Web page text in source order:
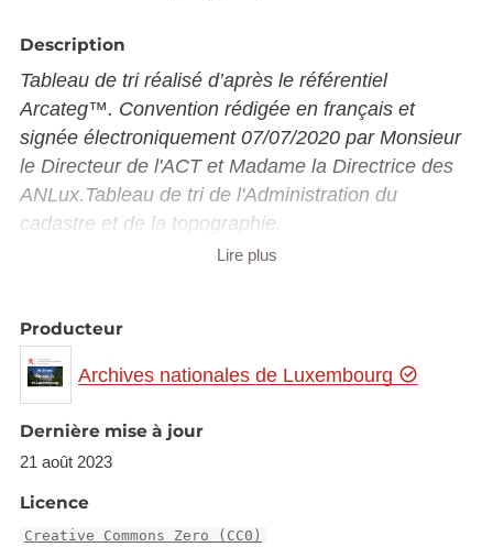
Description
Tableau de tri réalisé d’après le référentiel
Arcateg™. Convention rédigée en français et
signée électroniquement 07/07/2020 par Monsieur
le Directeur de l'ACT et Madame la Directrice des
ANLux.Tableau de tri de l'Administration du
cadastre et de la topographie.
Historique de l’administration :
Le cadastre du Grand-Duché de Luxembourg
trouve son origine au XVIIIe siècle. Les décrets du
21 août 1791 et du 23 septembre 1791, autorisent
les directoires des départements à ordonner le levé
des terres. Le Luxembourg, sous l’administration
française, devient le département des Forêts et
applique ces décrets entre 1795 et 1796.
Lire plus
Producteur
Archives nationales de Luxembourg
Dernière mise à jour
21 août 2023
Licence
Creative Commons Zero (CC0)